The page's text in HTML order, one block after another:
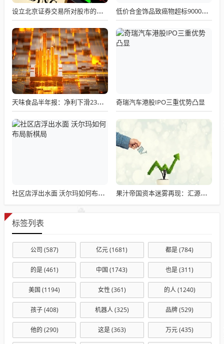
设立北京证券交易所对股市的影响 低价合金饰品致癌物超标9000多倍,皮肤过敏只是小事
天味食品半年报：净利下滑23%，下半年需狂揽26亿救命钱！ 奇瑞汽车港股IPO三重优势凸显
社区店浮出水面 沃尔玛如何布局新棋局 果汁帝国资本迷雾再现：汇源重组风暴再起
标签列表
公司 (587) 亿元(1681) 都是(784)
的是(461) 中国 (1743) 也是(311)
美国 (1194) 女性 (361) 的人(1240)
孩子(408) 机器人(325) 品牌(529)
他的 (290) 这是(363) 万元(435)